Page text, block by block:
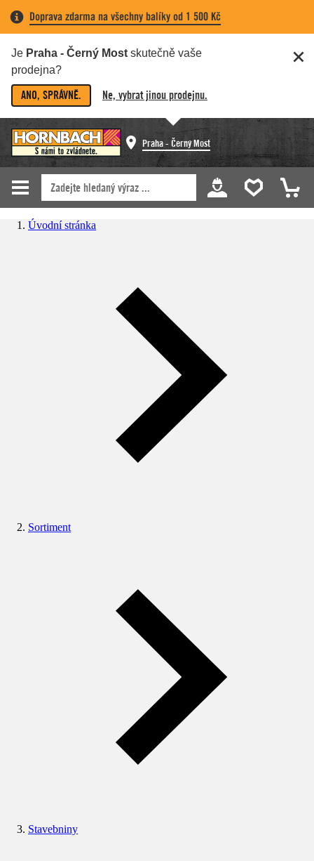
Doprava zdarma na všechny balíky od 1 500 Kč
Je Praha - Černý Most skutečně vaše
prodejna?
ANO, SPRÁVNĚ. Ne, vybrat jinou prodejnu.
Praha - Černý Most
Úvodní stránka
Sortiment
Stavebniny